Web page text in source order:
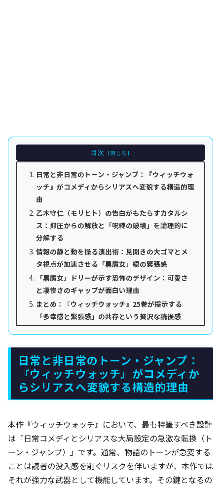
目次
日常と非日常のトーン・ジャンプ：『ウィッチウォ
ッチ』がコメディからシリアスへ変貌する構造的理
由
乙木守仁（モリヒト）の告白がもたらすカタルシ
ス：抑圧からの解放と「呪縛の破壊」を論理的に
分解する
情報の静と動を操る演出術：見開きの大ゴマとメ
タ視点が加速させる「黒魔女」編の緊張感
「黒魔女」ドリーが示す恐怖のデザイン：可愛さ
と凄惨さのギャップが面白い理由
まとめ：『ウィッチウォッチ』25巻が提示する
「多幸感と緊張感」の共存という贅沢な読後感
日常と非日常のトーン・ジャンプ：
『ウィッチウォッチ』がコメディか
らシリアスへ変貌する構造的理由
本作『ウィッチウォッチ』において、最も特筆すべき設計
は「日常コメディとシリアスな大局設定の急激な転換（ト
ーン・ジャンプ）」です。通常、物語のトーンが急変する
ことは読者の没入感を削ぐリスクを伴いますが、本作では
それが強力な武器として機能しています。その鍵となるの